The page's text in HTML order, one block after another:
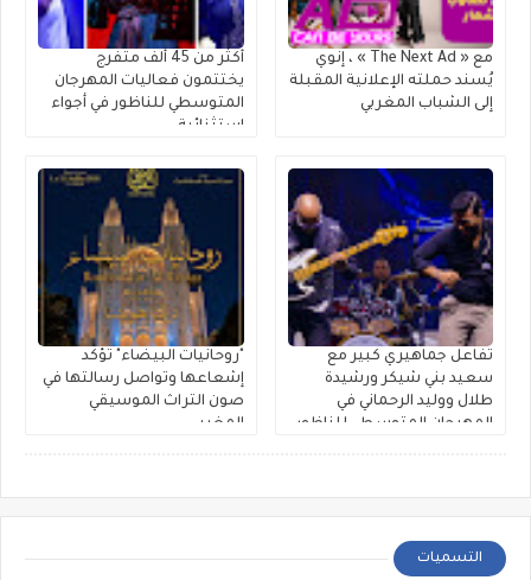
مع « The Next Ad » ، إنوي
يُسند حملته الإعلانية المقبلة
إلى الشباب المغربي
أكثر من 45 ألف متفرج
يختتمون فعاليات المهرجان
المتوسطي للناظور في أجواء
استثنائية
تفاعل جماهيري كبير مع
سعيد بني شيكر ورشيدة
طلال ووليد الرحماني في
المهرجان المتوسطي للناظور
"روحانيات البيضاء" تؤكد
إشعاعها وتواصل رسالتها في
صون التراث الموسيقي
المغربي
التسميات